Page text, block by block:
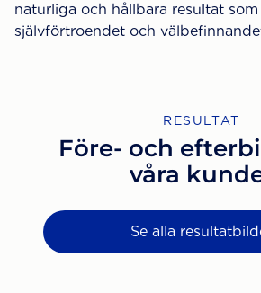
naturliga och hållbara resultat
självförtroendet och
RESULTAT
Före- och
våra
Se alla